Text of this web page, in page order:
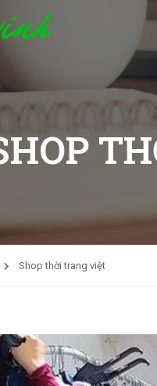
Shop thời trang việt